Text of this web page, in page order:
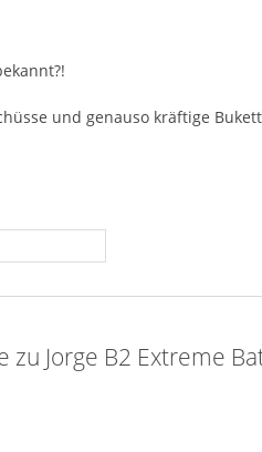
und genauso kräftige
zu Jorge B2 Extreme